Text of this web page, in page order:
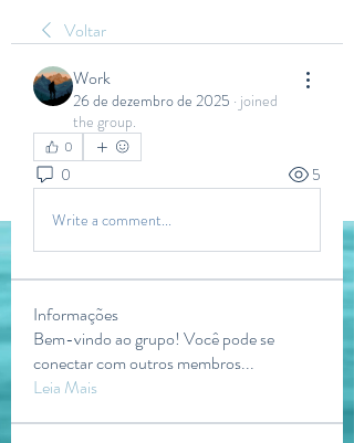
Voltar
Work
26 de dezembro de 2025 · joined
the group.
0
0 5
Write a comment...
Informações
Bem-vindo ao grupo! Você pode se
conectar com outros membros...
Leia Mais